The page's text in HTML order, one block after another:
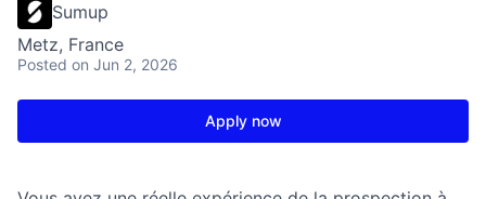
Sumup
Metz, France
Posted on Jun 2, 2026
Apply now